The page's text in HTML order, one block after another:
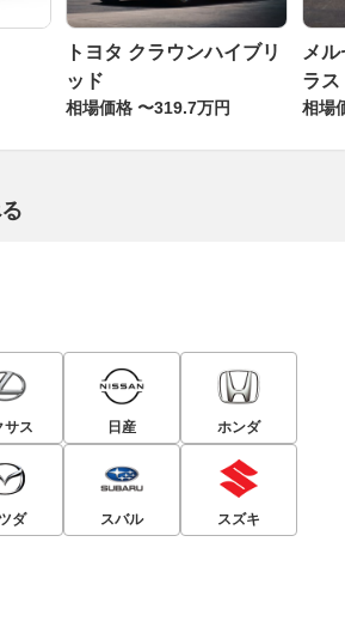
トヨタ クラウンハイブリ
ッド
相場価格 〜319.7万円
メ
ラス
相場
サス 日産 ホンダ
ダ スバル スズキ